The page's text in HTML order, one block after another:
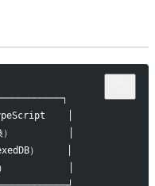
│
換）          │
）     │
調）           │